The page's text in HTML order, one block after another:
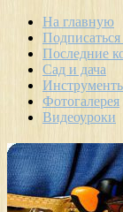
На главную
Последние
Сад и дача
Фотогалерея
Видеоуроки